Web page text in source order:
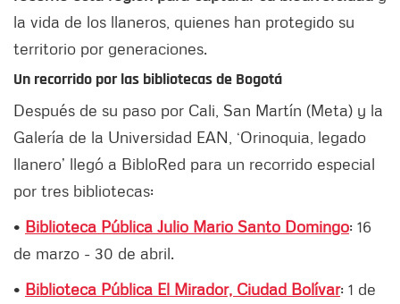
la vida de los llaneros, quienes han protegido su
territorio por generaciones.
Un recorrido por las bibliotecas de Bogotá
Después de su paso por Cali, San Martín (Meta) y la
Galería de la Universidad EAN, ‘Orinoquia, legado
llanero’ llegó a BibloRed para un recorrido especial
por tres bibliotecas:
• Biblioteca Pública Julio Mario Santo Domingo: 16
de marzo - 30 de abril.
• Biblioteca Pública El Mirador, Ciudad Bolívar: 1 de